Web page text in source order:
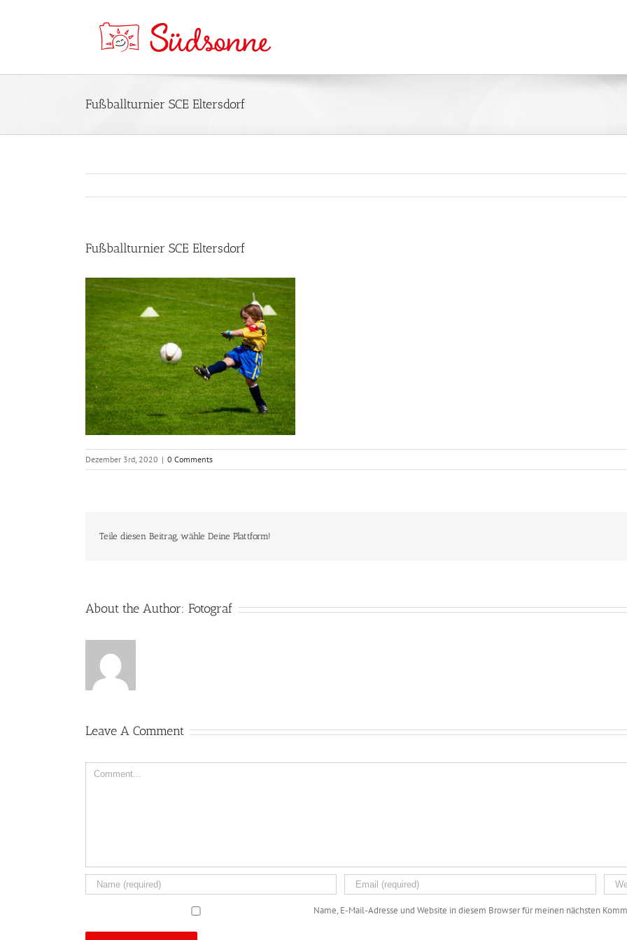
Fußballturnier SCE Eltersdorf
Fußballturnier SCE Eltersdorf
Dezember 3rd, 2020 | 0 Comments
Teile diesen Beitrag, wähle Deine Plattform!
About the Author: Fotograf
Leave A Comment
Comment
Name, E-Mail-Adresse und Website in diesem Browser für meinen nächsten